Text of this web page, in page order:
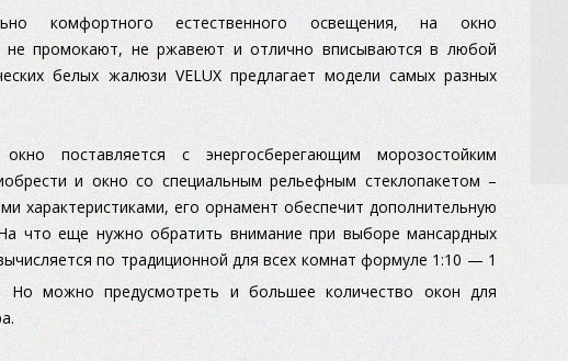
комфортного естественного освещения, на окно
не промокают, не ржавеют и отлично вписываются в любой
белых жалюзи VELUX предлагает модели самых разных
поставляется с энергосберегающим морозостойким
и окно со специальным рельефным стеклопакетом –
характеристиками, его орнамент обеспечит дополнительную
что еще нужно обратить внимание при выборе мансардных
по традиционной для всех комнат формуле 1:10 — 1
Но можно предусмотреть и большее количество окон для